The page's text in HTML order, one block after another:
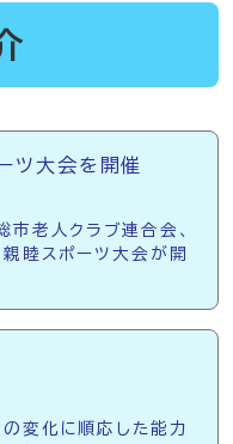
ツ大会を開催
市老人クラブ連合会、
睦スポーツ大会が開
変化に順応した能力